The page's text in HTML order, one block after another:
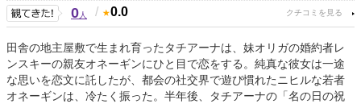
0人 / 0.0
田舎の地主屋敷で生まれ育ったタチアーナは、妹オリガの婚約者レ
ンスキーの親友オネーギンにひと目で恋をする。純真な彼女は一途
な思いを恋文に託したが、都会の社交界で遊び慣れたニヒルな若者
オネーギンは、冷たく振った。半年後、タチアーナの「名の日の祝